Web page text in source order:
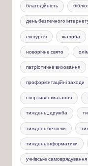
благодійність
день безпечного
екскурсія жалоба
новорічне свято
патріотичне виховання
профорієнтаційні заходи
спортивні змагання
тиждень_дружба
тиждень безпеки
тиждень інформатики
учнівське самоврядування